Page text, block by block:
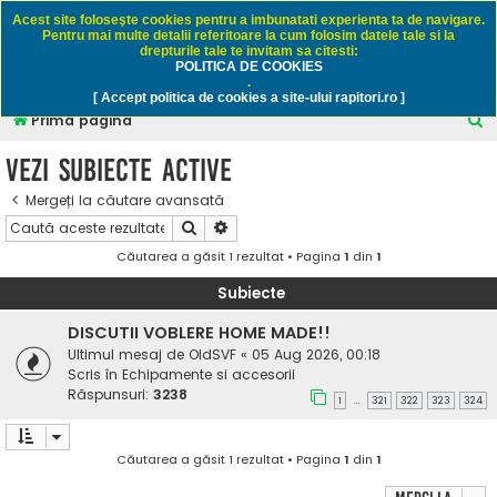
Rapitori.ro - Pescuit sportiv
Prima pagină
C
Vezi subiecte active
Mergeți la căutare avansată
Căutare
Căutarea a găsit 1 rezultat • Pagina 1 din 1
Subiecte
DISCUTII VOBLERE HOME MADE!!
Ultimul mesaj de OldSVF « 05 Aug 2026, 00:18
Scris în Echipamente si accesorii
Răspunsuri: 3238 1 … 321 322 323 324
Căutarea a găsit 1 rezultat • Pagina 1 din 1
Acest site foloseşte cookies pentru a imbunatati experienta ta de navigare.
Pentru mai multe detalii referitoare la cum folosim datele tale si la
drepturile tale te invitam sa citesti:
POLITICA DE COOKIES
.
[ Accept politica de cookies a site-ului rapitori.ro ]